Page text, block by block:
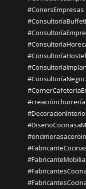
#ConersEmpresas